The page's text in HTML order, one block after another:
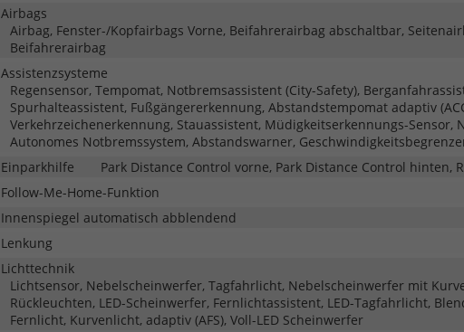
Airbags
Airbag, Fenster-/Kopfairbags Vorne, Beifahrerairbag abschaltbar,
Beifahrerairbag
Assistenzsysteme
Regensensor, Tempomat, Notbremsassistent (City-Safety),
Spurhalteassistent, Fußgängererkennung, Abstandstempomat adaptiv
Verkehrzeichenerkennung, Stauassistent, Müdigkeitserkennungs-Sensor,
Autonomes Notbremssystem, Abstandswarner,
Einparkhilfe
Park Distance Control vorne, Park Distance Control hinten,
Follow-Me-Home-Funktion
Innenspiegel automatisch abblendend
Lenkung
Lichttechnik
Lichtsensor, Nebelscheinwerfer, Tagfahrlicht, Nebelscheinwerfer mit
Rückleuchten, LED-Scheinwerfer, Fernlichtassistent, LED-Tagfahrlicht,
Fernlicht, Kurvenlicht, adaptiv (AFS), Voll-LED Scheinwerfer